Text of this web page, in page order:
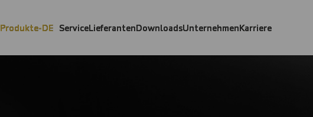
Produkte-DE ServiceLieferantenDownloadsUnternehmenKarriere